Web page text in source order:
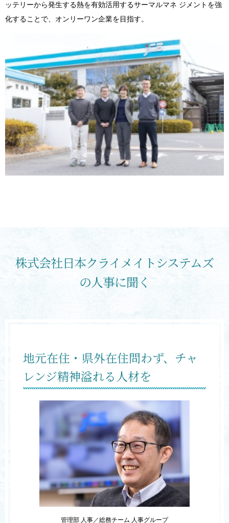
ッテリーから発生する熱を有効活用するサーマルマネ ジメントを強
化することで、オンリーワン企業を目指す。
株式会社日本クライメイトシステムズ
の人事に聞く
管理部 人事／総務チーム 人事グループ
地元在住・県外在住問わず、チャ
レンジ精神溢れる人材を